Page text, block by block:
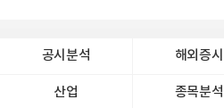
공시분석 해외증시
산업 종목분석